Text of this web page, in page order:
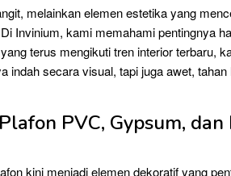
melainkan elemen estetika yang
Invinium, kami memahami pentingnya
terus mengikuti tren interior terbaru,
indah secara visual, tapi juga awet, tahan
PVC, Gypsum,
kini menjadi elemen dekoratif yang